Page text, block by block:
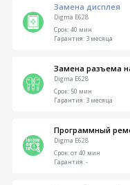
Замена дисплея
Digma E628
Срок:40 мин
Гарантия:3 месяца
Замена разъема
Digma E628
Срок:50 мин
Гарантия:3 месяца
Программный
Digma E628
Срок:от 40 мин
Гарантия:-